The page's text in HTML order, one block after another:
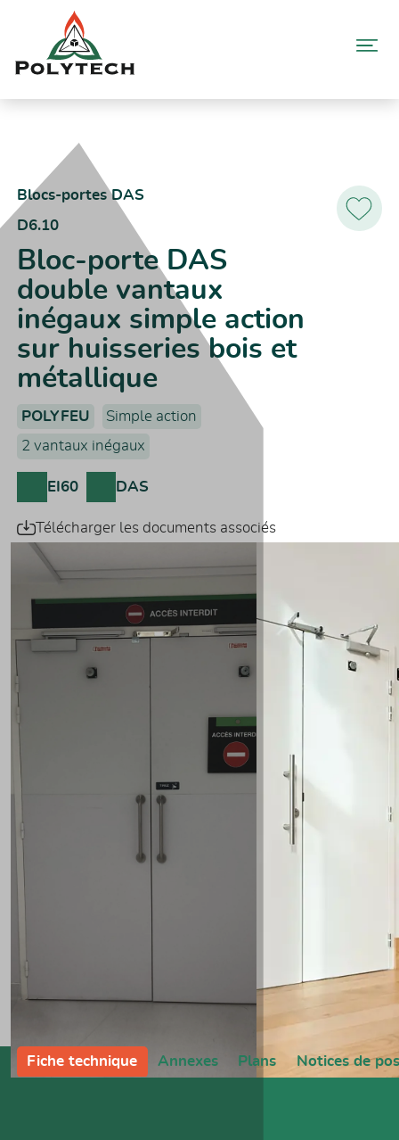
contenu
huisseries bois et métallique
Ajoutez
Blocs-portes DAS
D6.10
Bloc-porte DAS
double vantaux
inégaux simple action
sur huisseries bois et
métallique
POLYFEU
Simple action
2 vantaux inégaux
EI60 DAS
Télécharger les documents associés
Fiche technique Annexes Plans Notices de